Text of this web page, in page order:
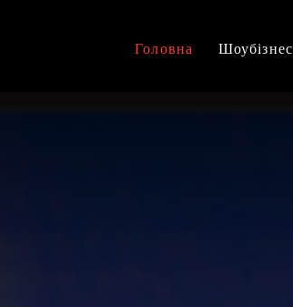
Головна Шоубізнес